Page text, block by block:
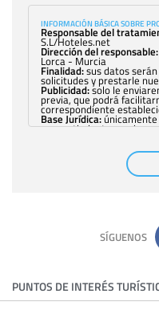
INFORMACIÓN BÁSICA SOBRE
Responsable del
S.L/Hoteles.net
Dirección del responsable:
Lorca - Murcia
Finalidad:sus datos
solicitudes y prestarle
Publicidad:solo le
previa, que podrá
correspondiente
Base Jurídica:
consentimiento previo,
con
nuestra entidad que
tener conocimiento de la
comunicarán datos a
adicional y detallada
política de privacidad
SÍGUENOS
PUNTOS DE INTERÉS